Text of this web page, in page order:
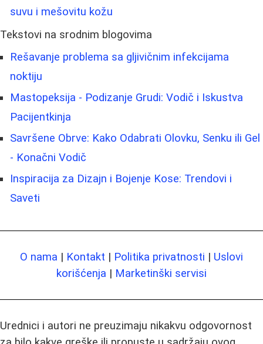
suvu i mešovitu kožu
Tekstovi na srodnim blogovima
Rešavanje problema sa gljivičnim infekcijama
noktiju
Mastopeksija - Podizanje Grudi: Vodič i Iskustva
Pacijentkinja
Savršene Obrve: Kako Odabrati Olovku, Senku ili Gel
- Konačni Vodič
Inspiracija za Dizajn i Bojenje Kose: Trendovi i
Saveti
O nama | Kontakt | Politika privatnosti | Uslovi
korišćenja | Marketinški servisi
Urednici i autori ne preuzimaju nikakvu odgovornost